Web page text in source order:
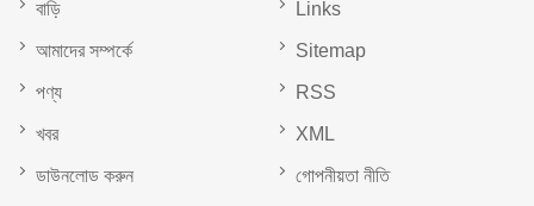
বাড়ি
আমাদের সম্পর্কে
পণ্য
খবর
ডাউনলোড করুন
Links
Sitemap
RSS
XML
গোপনীয়তা নীতি